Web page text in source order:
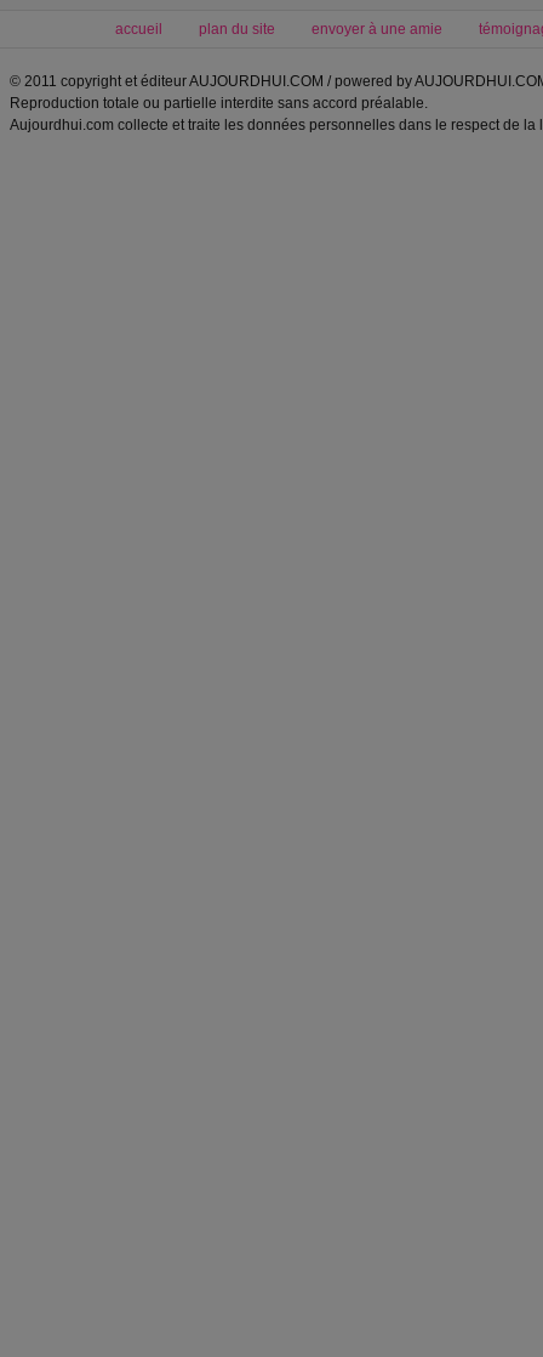
accueil plan du site envoyer à une amie
© 2011 copyright et éditeur AUJOURDHUI.COM / powered by
Reproduction totale ou partielle interdite sans accord préalable.
Aujourdhui.com collecte et traite les données personnelles dans le respect de